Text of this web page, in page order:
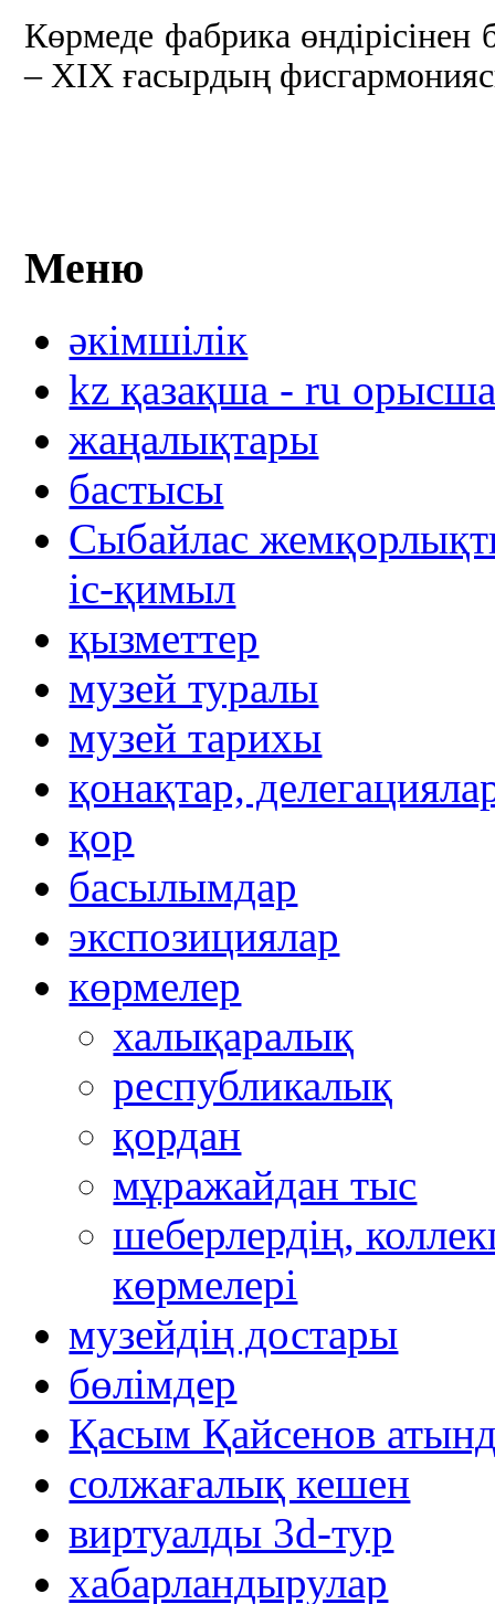
Көрмеде фабрика өндірісінен
– ХІХ ғасырдың
Меню
әкімшілік
kz қазақша - ru
жаңалықтары
бастысы
Сыбайлас
іс-қимыл
қызметтер
музей туралы
музей тарихы
қонақтар,
қор
басылымдар
экспозициялар
көрмелер
халықаралық
республикалық
қордан
мұражайдан тыс
шеберлердің,
көрмелері
музейдің достары
бөлімдер
Қасым Қайсенов
солжағалық кешен
виртуалды 3d-тур
xабарландырулар